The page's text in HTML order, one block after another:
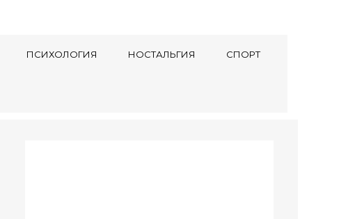
ПСИХОЛОГИЯ НОСТАЛЬГИЯ СПОРТ